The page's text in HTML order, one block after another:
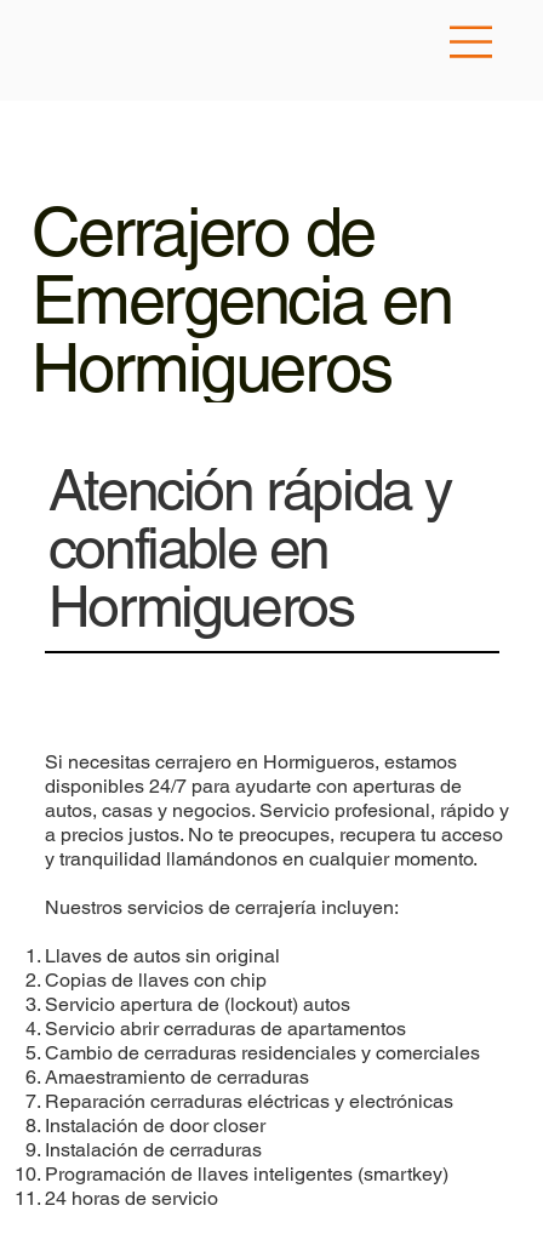
Cerrajero de
Emergencia en
Hormigueros
Atención rápida y
confiable en
Hormigueros
Si necesitas cerrajero en Hormigueros, estamos
disponibles 24/7 para ayudarte con aperturas de
autos, casas y negocios. Servicio profesional, rápido y
a precios justos. No te preocupes, recupera tu acceso
y tranquilidad llamándonos en cualquier momento.
Nuestros servicios de cerrajería incluyen:
Llaves de autos sin original
Copias de llaves con chip
Servicio apertura de (lockout) autos
Servicio abrir cerraduras de apartamentos
Cambio de cerraduras residenciales y comerciales
Amaestramiento de cerraduras
Reparación cerraduras eléctricas y electrónicas
Instalación de door closer
Instalación de cerraduras
​Programación de llaves inteligentes (smartkey)
24 horas de servicio